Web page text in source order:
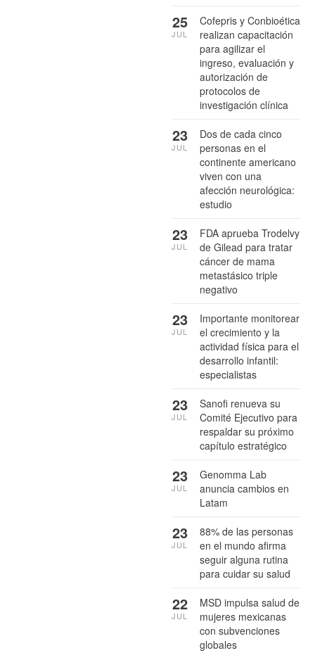
Cofepris y Conbioética
realizan capacitación
para agilizar el
ingreso, evaluación y
autorización de
protocolos de
investigación clínica
25
JUL
Dos de cada cinco
personas en el
continente americano
viven con una
afección neurológica:
estudio
23
JUL
FDA aprueba Trodelvy
de Gilead para tratar
cáncer de mama
metastásico triple
negativo
23
JUL
Importante monitorear
el crecimiento y la
actividad física para el
desarrollo infantil:
especialistas
23
JUL
Sanofi renueva su
Comité Ejecutivo para
respaldar su próximo
capítulo estratégico
23
JUL
Genomma Lab
anuncia cambios en
Latam
23
JUL
88% de las personas
en el mundo afirma
seguir alguna rutina
para cuidar su salud
23
JUL
MSD impulsa salud de
mujeres mexicanas
con subvenciones
globales
22
JUL